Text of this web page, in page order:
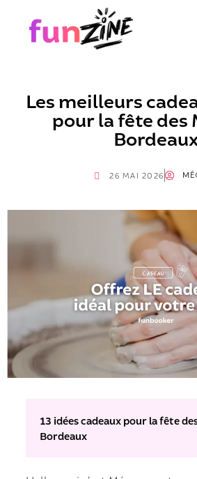
Les meilleurs
pour la fête des
26 MAI 2026
13 idées cadeaux pour la fête
Bordeaux